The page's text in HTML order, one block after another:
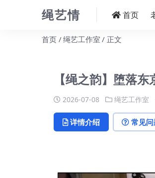
绳艺情 首页
首页 绳艺工作室 正文
【绳之韵】堕落
2026-07-08 绳艺工作室
详情介绍 常见